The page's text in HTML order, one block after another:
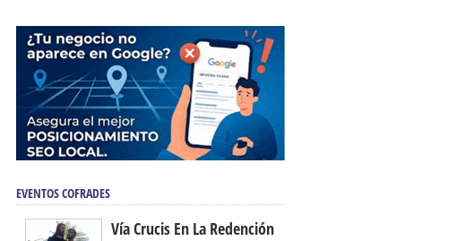
EVENTOS COFRADES
Vía Crucis En La Redención